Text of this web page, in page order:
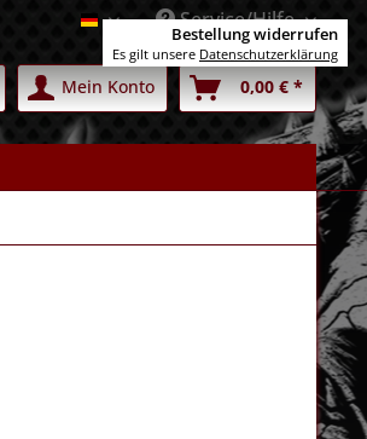
DeutschService/Hilfe
Mein Konto 0,00 € *
Bestellung widerrufen
Es gilt unsere Datenschutzerklärung